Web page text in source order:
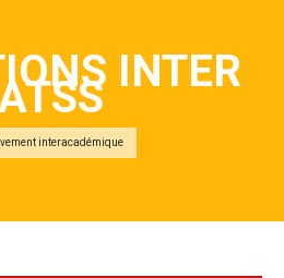
INTER
interacadémique